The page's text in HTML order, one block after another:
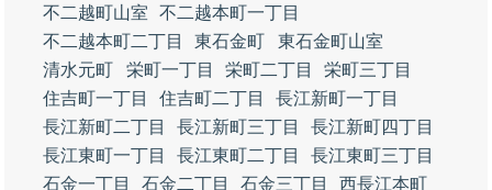
不二越町山室
不二越本町一丁目
不二越本町二丁目
東石金町
東石金町山室
清水元町
栄町一丁目 栄町二丁目
栄町三丁目
住吉町一丁目
住吉町二丁目
長江新町一丁目
長江新町二丁目
長江新町三丁目
長江新町四丁目
長江東町一丁目
長江東町二丁目
長江東町三丁目
石金一丁目
石金二丁目 石金三丁目 西長江本町